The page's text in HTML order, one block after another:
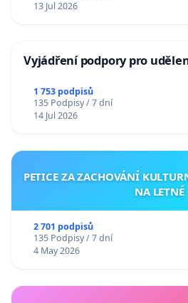
13 Jul 2026
Vyjádření podpory pro
1 753 podpisů
135 Podpisy / 7 dní
14 Jul 2026
PETICE ZA ZACHOVÁNÍ
NA LETNÉ
2 701 podpisů
135 Podpisy / 7 dní
4 May 2026